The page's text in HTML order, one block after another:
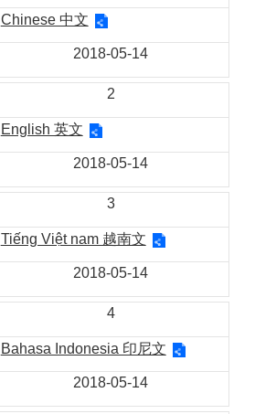
Chinese 中文
2018-05-14
2
English 英文
2018-05-14
3
Tiếng Việt nam 越南文
2018-05-14
4
Bahasa Indonesia 印尼文
2018-05-14